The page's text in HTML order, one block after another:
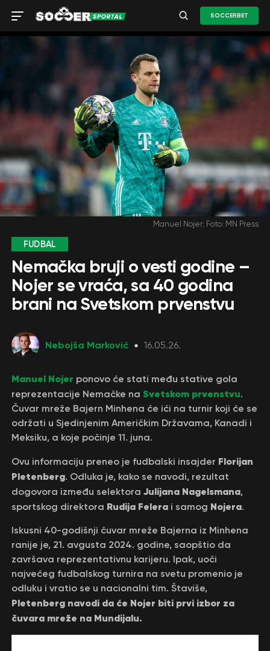
SOCCERBET
Manuel Nojer; Foto: MN Press
FUDBAL
Nemačka bruji o vesti godine –
Nojer se vraća, sa 40 godina
brani na Svetskom prvenstvu
Nebojša Marković 16.05.26.
Manuel Nojer ponovo će stati među stative gola
reprezentacije Nemačke na Svetskom prvenstvu.
Čuvar mreže Bajern Minhena će ići na turnir koji će se
održati u Sjedinjenim Američkim Državama, Kanadi i
Meksiku, a koje počinje 11. juna.
Ovu informaciju preneo je fudbalski insajder Florijan
Pletenberg. Odluka je, kako se navodi, rezultat
dogovora između selektora Julijana Nagelsmana,
sportskog direktora Rudija Felerai samog Nojera.
Iskusni 40-godišnji čuvar mreže Bajerna iz Minhena
ranije je, 21. avgusta 2024. godine, saopštio da
završava reprezentativnu karijeru. Ipak, uoči
najvećeg fudbalskog turnira na svetu promenio je
odluku i vratio se u nacionalni tim. Štaviše,
Pletenberg navodi da će Nojer biti prvi izbor za
čuvara mreže na Mundijalu.